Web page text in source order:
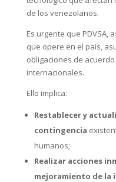
de los venezolanos.
Es urgente que PDVSA,
que opere en el país,
obligaciones de
internacionales.
Ello implica:
Restablecer y
contingencia
humanos;
Realizar acciones
mejoramiento de